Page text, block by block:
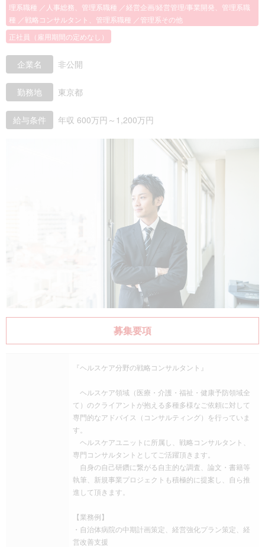
理系職種 ／人事総務、管理系職種 ／経営企画/経営管理/事業開発、管理系職
種 ／戦略コンサルタント、管理系職種 ／管理系その他
正社員（雇用期間の定めなし）
企業名 非公開
勤務地 東京都
給与条件 年収 600万円～1,200万円
募集要項
『ヘルスケア分野の戦略コンサルタント』
ヘルスケア領域（医療・介護・福祉・健康予防領域全
て）のクライアントが抱える多種多様なご依頼に対して
専門的なアドバイス（コンサルティング）を行っていま
す。
ヘルスケアユニットに所属し、戦略コンサルタント、
専門コンサルタントとしてご活躍頂きます。
自身の自己研鑽に繋がる自主的な調査、論文・書籍等
執筆、新規事業プロジェクトも積極的に提案し、自ら推
進して頂きます。
【業務例】
・自治体病院の中期計画策定、経営強化プラン策定、経
営改善支援